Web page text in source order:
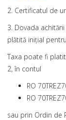
2. Certificatul de
3. Dovada
plătită iniţial
Taxa poate fi
2, în contul
RO
RO
sau prin Ordin de